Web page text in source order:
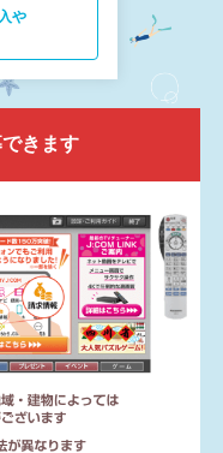
や
きます